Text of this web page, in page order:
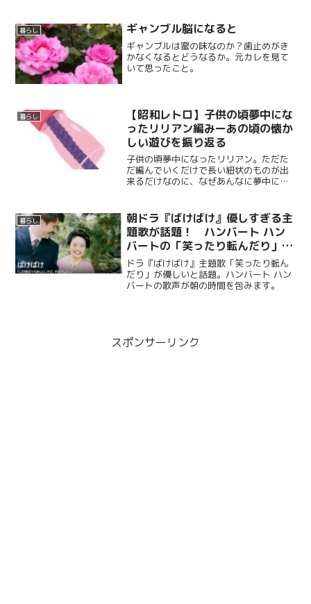
暮らし ギャンブル脳になると
ギャンブルは蜜の味なのか？歯止めがき
かなくなるとどうなるか。元カレを見て
いて思ったこと。
暮らし
【昭和レトロ】子供の頃夢中にな
ったリリアン編みーあの頃の懐か
しい遊びを振り返る
子供の頃夢中になったリリアン。ただた
だ編んでいくだけで長い紐状のものが出
来るだけなのに、なぜあんなに夢中にな
に当時の小学生女子はみんな夢中になっ
ていました。当時の遊びも。
暮らし
朝ドラ『ばけばけ』優しすぎる主
題歌が話題！ ハンバート ハン
バートの「笑ったり転んだり」に
癒される
ドラ『ばけばけ』主題歌「笑ったり転ん
だり」が優しいと話題。ハンバート ハン
バートの歌声が朝の時間を包みます。
スポンサーリンク